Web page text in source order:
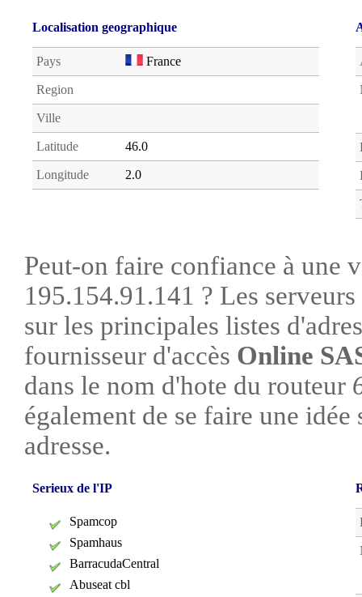
Localisation geographique
Pays France
Region
Ville
Latitude 46.0
Longitude 2.0
Peut-on faire confiance à une
195.154.91.141 ? Les
sur les principales listes
fournisseur d'accès Online
dans le nom d'hote du routeur
également de se faire une
adresse.
Serieux de l'IP
Spamcop
Spamhaus
BarracudaCentral
Abuseat cbl